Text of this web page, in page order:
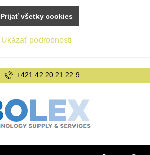
+421 42 20 21 22 9
Ukázať podrobnosti
Prijať všetky cookies